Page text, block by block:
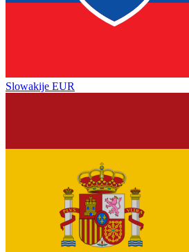
Slowakije EUR